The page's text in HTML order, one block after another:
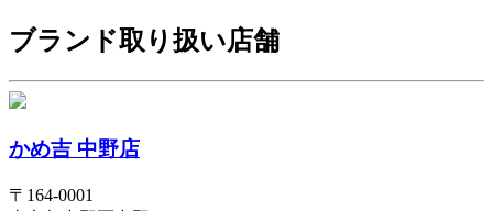
ブランド取り扱い店舗
かめ吉 中野店
〒 164-0001